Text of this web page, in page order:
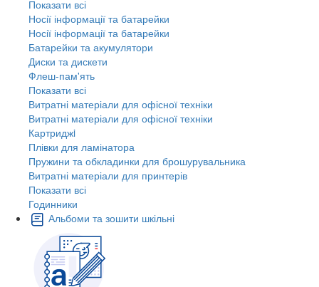
Показати всі
Носії інформації та батарейки
Носії інформації та батарейки
Батарейки та акумулятори
Диски та дискети
Флеш-пам'ять
Показати всі
Витратні матеріали для офісної техніки
Витратні матеріали для офісної техніки
Картриджi
Плівки для ламінатора
Пружини та обкладинки для брошурувальника
Витратні матеріали для принтерів
Показати всі
Годинники
Альбоми та зошити шкільні